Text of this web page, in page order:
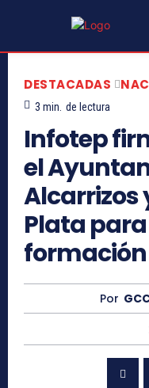
DESTACADAS
3 min. de lectura
Infotep
el
Alcarrizos
Plata
Por